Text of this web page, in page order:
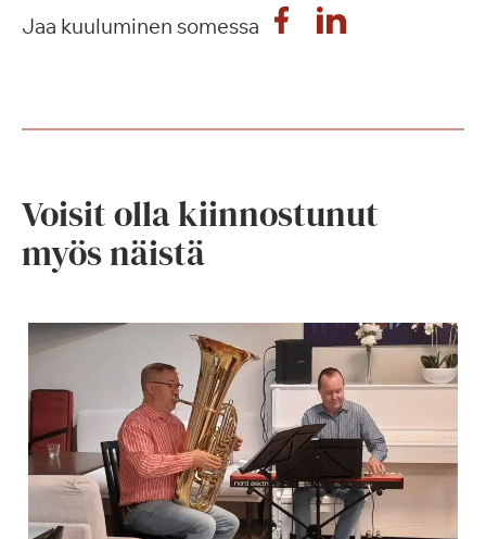
Jaa kuuluminen somessa
Voisit olla kiinnostunut
myös näistä